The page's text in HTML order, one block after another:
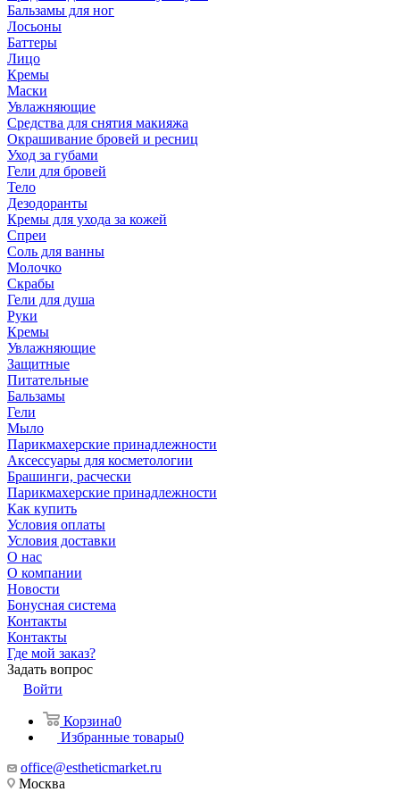
Бальзамы для ног
Лосьоны
Баттеры
Лицо
Кремы
Маски
Увлажняющие
Средства для снятия макияжа
Окрашивание бровей и ресниц
Уход за губами
Гели для бровей
Тело
Дезодоранты
Кремы для ухода за кожей
Спреи
Соль для ванны
Молочко
Скрабы
Гели для душа
Руки
Кремы
Увлажняющие
Защитные
Питательные
Бальзамы
Гели
Мыло
Парикмахерские принадлежности
Аксессуары для косметологии
Брашинги, расчески
Парикмахерские принадлежности
Как купить
Условия оплаты
Условия доставки
О нас
О компании
Новости
Бонусная система
Контакты
Контакты
Где мой заказ?
Задать вопрос
Войти
Корзина0
Избранные товары0
office@estheticmarket.ru
Москва